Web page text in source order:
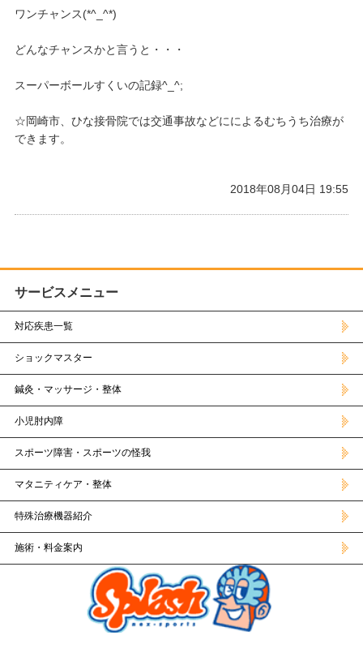
ワンチャンス(*^_^*)
どんなチャンスかと言うと・・・
スーパーボールすくいの記録^_^;
☆岡崎市、ひな接骨院では交通事故などにによるむちうち治療が
できます。
2018年08月04日 19:55
サービスメニュー
対応疾患一覧
ショックマスター
鍼灸・マッサージ・整体
小児肘内障
スポーツ障害・スポーツの怪我
マタニティケア・整体
特殊治療機器紹介
施術・料金案内